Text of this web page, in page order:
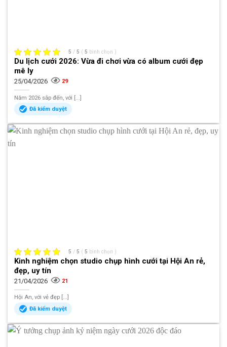
5 / 5 ( 5 bình chọn )
Du lịch cưới 2026: Vừa đi chơi vừa có album cưới đẹp
mê ly
25/04/2026 29
Năm 2026 sắp đến, với [...]
Đã kiểm duyệt
5 / 5 ( 5 bình chọn )
Kinh nghiệm chọn studio chụp hình cưới tại Hội An rẻ,
đẹp, uy tín
21/04/2026 21
Hội An, với vẻ đẹp [...]
Đã kiểm duyệt